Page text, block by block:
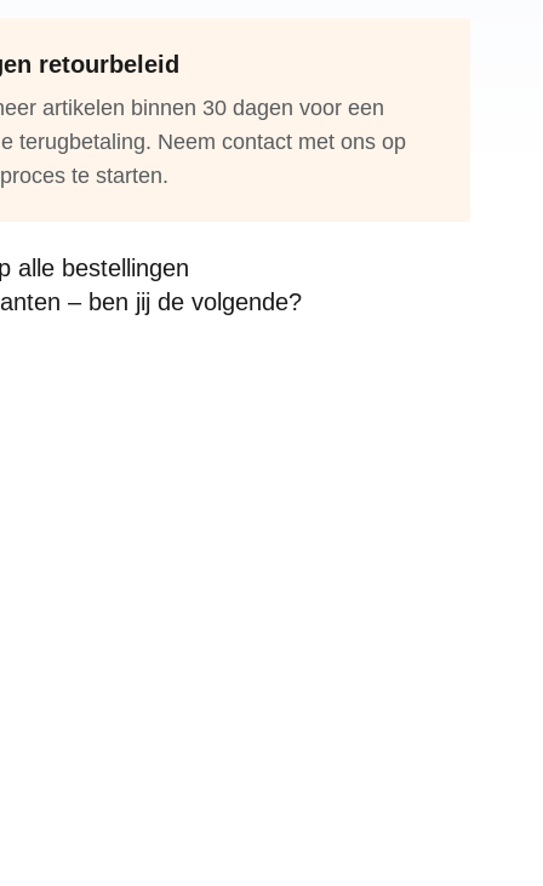
retourbeleid
artikelen binnen 30 dagen voor een
terugbetaling. Neem contact met ons op
te starten.
alle bestellingen
– ben jij de volgende?